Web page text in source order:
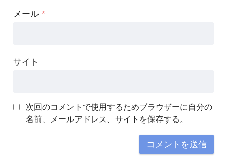
メール *
サイト
次回のコメントで使用するためブラウザーに自分の
名前、メールアドレス、サイトを保存する。